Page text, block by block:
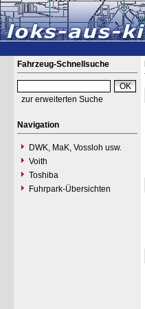
Fahrzeug-Schnellsuche
zur erweiterten Suche
Navigation
DWK, MaK, Vossloh usw.
Voith
Toshiba
Fuhrpark-Übersichten